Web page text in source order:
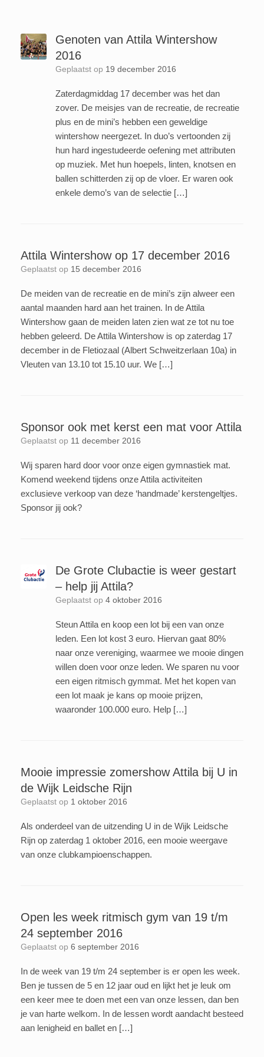
Genoten van Attila Wintershow
2016
Geplaatst op 19 december 2016
Zaterdagmiddag 17 december was het dan
zover. De meisjes van de recreatie, de recreatie
plus en de mini’s hebben een geweldige
wintershow neergezet. In duo’s vertoonden zij
hun hard ingestudeerde oefening met attributen
op muziek. Met hun hoepels, linten, knotsen en
ballen schitterden zij op de vloer. Er waren ook
enkele demo’s van de selectie […]
Attila Wintershow op 17 december 2016
Geplaatst op 15 december 2016
De meiden van de recreatie en de mini’s zijn alweer een
aantal maanden hard aan het trainen. In de Attila
Wintershow gaan de meiden laten zien wat ze tot nu toe
hebben geleerd. De Attila Wintershow is op zaterdag 17
december in de Fletiozaal (Albert Schweitzerlaan 10a) in
Vleuten van 13.10 tot 15.10 uur. We […]
Sponsor ook met kerst een mat voor Attila
Geplaatst op 11 december 2016
Wij sparen hard door voor onze eigen gymnastiek mat.
Komend weekend tijdens onze Attila activiteiten
exclusieve verkoop van deze ‘handmade’ kerstengeltjes.
Sponsor jij ook?
De Grote Clubactie is weer gestart
– help jij Attila?
Geplaatst op 4 oktober 2016
Steun Attila en koop een lot bij een van onze
leden. Een lot kost 3 euro. Hiervan gaat 80%
naar onze vereniging, waarmee we mooie dingen
willen doen voor onze leden. We sparen nu voor
een eigen ritmisch gymmat. Met het kopen van
een lot maak je kans op mooie prijzen,
waaronder 100.000 euro. Help […]
Mooie impressie zomershow Attila bij U in
de Wijk Leidsche Rijn
Geplaatst op 1 oktober 2016
Als onderdeel van de uitzending U in de Wijk Leidsche
Rijn op zaterdag 1 oktober 2016, een mooie weergave
van onze clubkampioenschappen.
Open les week ritmisch gym van 19 t/m
24 september 2016
Geplaatst op 6 september 2016
In de week van 19 t/m 24 september is er open les week.
Ben je tussen de 5 en 12 jaar oud en lijkt het je leuk om
een keer mee te doen met een van onze lessen, dan ben
je van harte welkom. In de lessen wordt aandacht besteed
aan lenigheid en ballet en […]